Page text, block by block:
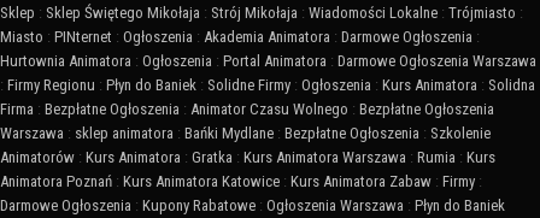
Sklep : Sklep Świętego Mikołaja : Strój Mikołaja : Wiadomości Lokalne : Trójmiasto :
Miasto : PINternet : Ogłoszenia : Akademia Animatora : Darmowe Ogłoszenia :
Hurtownia Animatora : Ogłoszenia : Portal Animatora : Darmowe Ogłoszenia Warszawa
: Firmy Regionu : Płyn do Baniek : Solidne Firmy : Ogłoszenia : Kurs Animatora : Solidna
Firma : Bezpłatne Ogłoszenia : Animator Czasu Wolnego : Bezpłatne Ogłoszenia
Warszawa : sklep animatora : Bańki Mydlane : Bezpłatne Ogłoszenia : Szkolenie
Animatorów : Kurs Animatora : Gratka : Kurs Animatora Warszawa : Rumia : Kurs
Animatora Poznań : Kurs Animatora Katowice : Kurs Animatora Zabaw : Firmy :
Darmowe Ogłoszenia : Kupony Rabatowe : Ogłoszenia Warszawa : Płyn do Baniek